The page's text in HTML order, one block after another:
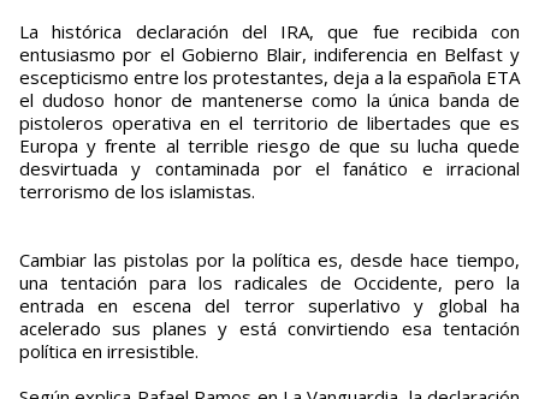
La histórica declaración del IRA, que fue recibida con
entusiasmo por el Gobierno Blair, indiferencia en Belfast y
escepticismo entre los protestantes, deja a la española ETA
el dudoso honor de mantenerse como la única banda de
pistoleros operativa en el territorio de libertades que es
Europa y frente al terrible riesgo de que su lucha quede
desvirtuada y contaminada por el fanático e irracional
terrorismo de los islamistas.
Cambiar las pistolas por la política es, desde hace tiempo,
una tentación para los radicales de Occidente, pero la
entrada en escena del terror superlativo y global ha
acelerado sus planes y está convirtiendo esa tentación
política en irresistible.